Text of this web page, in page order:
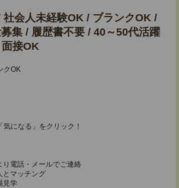
会人未経験OK / ブランクOK /
集 / 履歴書不要 / 40～50代活躍
接OK
クOK
になる」をクリック！
り電話・メールでご連絡
マッチング
見学